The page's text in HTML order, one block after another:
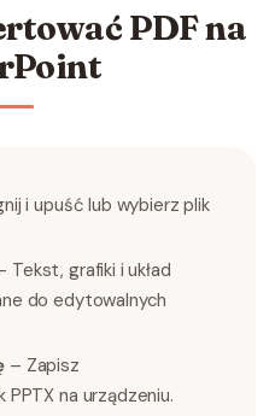
PDF na
i upuść lub wybierz plik
Tekst, grafiki i układ
do edytowalnych
– Zapisz
na urządzeniu.